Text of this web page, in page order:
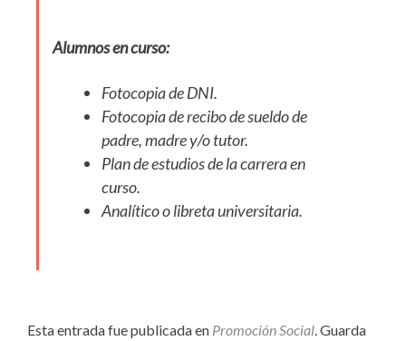
Alumnos en curso:
Fotocopia de DNI.
Fotocopia de recibo de sueldo de
padre, madre y/o tutor.
Plan de estudios de la carrera en
curso.
Analítico o libreta universitaria.
Esta entrada fue publicada en Promoción Social. Guarda